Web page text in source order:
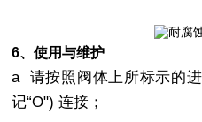
6、使用与维护
a 请按照阀体上所标示的
记“O") 连接；